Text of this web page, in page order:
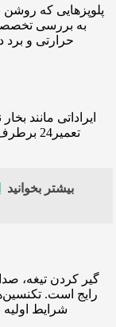
پلوپزهایی که روشن
حرارتی و برد
ایراداتی مانند
بیشتر بخوانید
گیر کردن تیغه،
رایج است.
شرایط اولیه